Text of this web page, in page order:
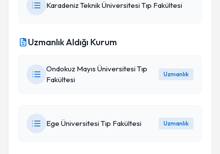
Karadeniz Teknik Üniversitesi Tıp Fakültesi
Uzmanlık Aldığı Kurum
Ondokuz Mayıs Üniversitesi Tıp
Fakültesi
Uzmanlık
Ege Üniversitesi Tıp Fakültesi Uzmanlık